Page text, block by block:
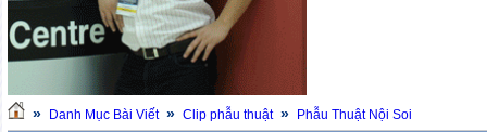
» Danh Mục Bài Viết » Clip phẫu thuật »
Phẫu Thuật Nội Soi